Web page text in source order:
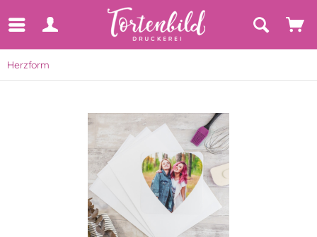
Herzform